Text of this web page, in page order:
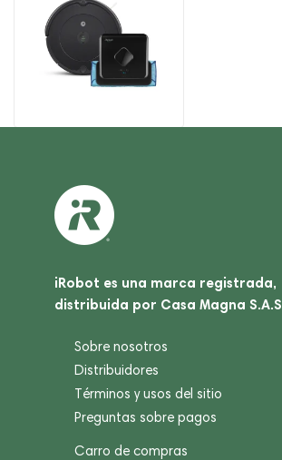
iRobot es una marca registrada,
distribuida por Casa Magna S.A.S
Sobre nosotros
Distribuidores
Términos y usos del sitio
Preguntas sobre pagos
Carro de compras